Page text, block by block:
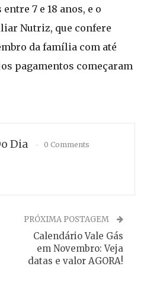
7 e 18 anos, e o
Nutriz, que confere
da família com até
pagamentos começaram
Dia 0 Comments
PRÓXIMA POSTAGEM
Calendário Vale Gás
em Novembro: Veja
datas e valor AGORA!